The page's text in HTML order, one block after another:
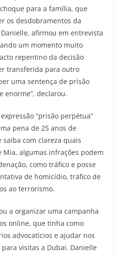
para a família, que
os desdobramentos da
afirmou em entrevista
um momento muito
repentino da decisão
transferida para outro
uma sentença de prisão
enorme”, declarou.
“prisão perpétua”
pena de 25 anos de
saiba com clareza quais
Mia, algumas infrações podem
como tráfico e posse
de homicídio, tráfico de
ao terrorismo.
a organizar uma campanha
online, que tinha como
advocatícios e ajudar nos
visitas a Dubai. Danielle